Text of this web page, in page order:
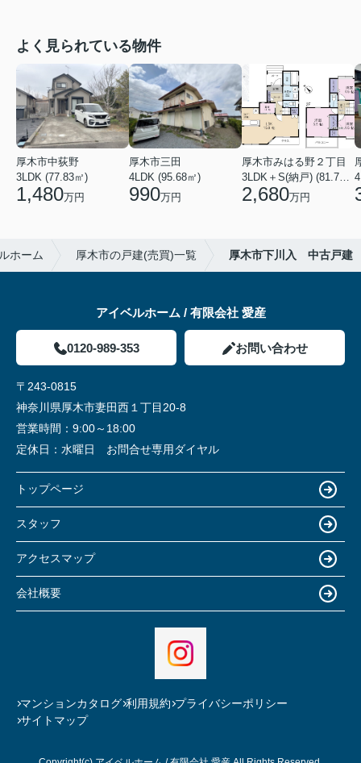
よく見られている物件
厚木市中荻野
3LDK (77.83㎡)
1,480万円
厚木市三田
4LDK (95.68㎡)
990万円
厚木市みはる野２丁目
2,680万円
ホーム 厚木市の戸建(売買)一覧 厚木市下川入 中古戸建
アイベルホーム / 有限会社 愛産
0120-989-353 お問い合わせ
〒243-0815
神奈川県厚木市妻田西１丁目20-8
営業時間： 9:00～18:00
定休日： 水曜日 お問合せ専用ダイヤル
トップページ
スタッフ
アクセスマップ
会社概要
マンションカタログ 利用規約 プライバシーポリシー
サイトマップ